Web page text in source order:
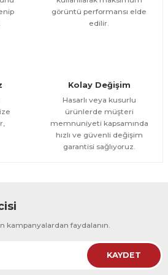
İNCELE
%12
%12
Çerçeveli Tablo ACT
Ahşap Çerçeveli Tablo ACT
İNCELE
görüntü performansı elde
edilir.
Kolay Değişim
Hasarlı veya kusurlu
ürünlerde müşteri
memnuniyeti kapsamında
hızlı ve güvenli değişim
garantisi sağlıyoruz.
kampanyalardan faydalanın.
KAYDET